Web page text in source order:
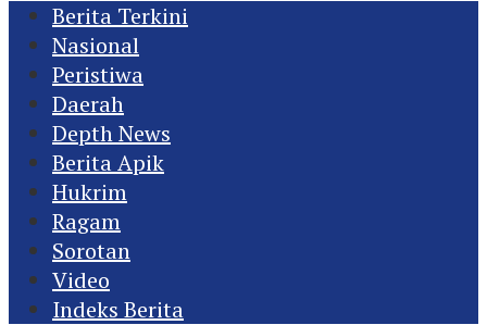
Berita Terkini
Nasional
Peristiwa
Daerah
Depth News
Berita Apik
Hukrim
Ragam
Sorotan
Video
Indeks Berita